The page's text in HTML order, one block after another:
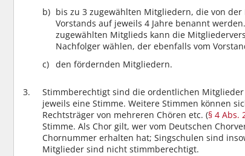
bis zu 3 zugewählten Mitgliedern, die von
Vorstands auf jeweils 4 Jahre benannt
zugewählten Mitglieds kann die
Nachfolger wählen, der ebenfalls vom
den fördernden Mitgliedern.
Stimmberechtigt sind die ordentlichen
jeweils eine Stimme. Weitere Stimmen können
Rechtsträger von mehreren Chören etc. (§ 4 Abs.
Stimme. Als Chor gilt, wer vom Deutschen
Chornummer erhalten hat; Singschulen sind
Mitglieder sind nicht stimmberechtigt.